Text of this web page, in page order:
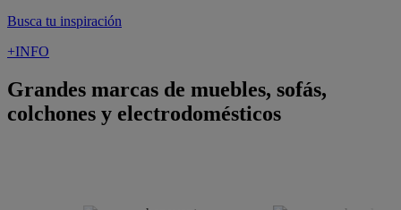
Busca tu inspiración
+INFO
Grandes marcas de muebles, sofás,
colchones y electrodomésticos